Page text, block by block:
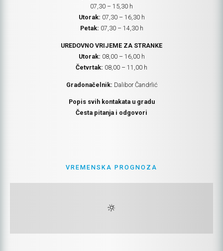
07,30 – 15,30 h
Utorak: 07,30 – 16,30 h
Petak: 07,30 – 14,30 h
UREDOVNO VRIJEME ZA STRANKE
Utorak: 08,00 – 16,00 h
Četvrtak: 08,00 – 11,00 h
Gradonačelnik: Dalibor Čandrlić
Popis svih kontakata u gradu
Česta pitanja i odgovori
VREMENSKA PROGNOZA